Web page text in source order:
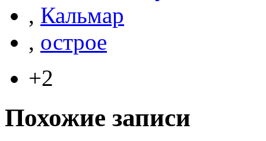
, Кальмар
, острое
+2
Похожие записи